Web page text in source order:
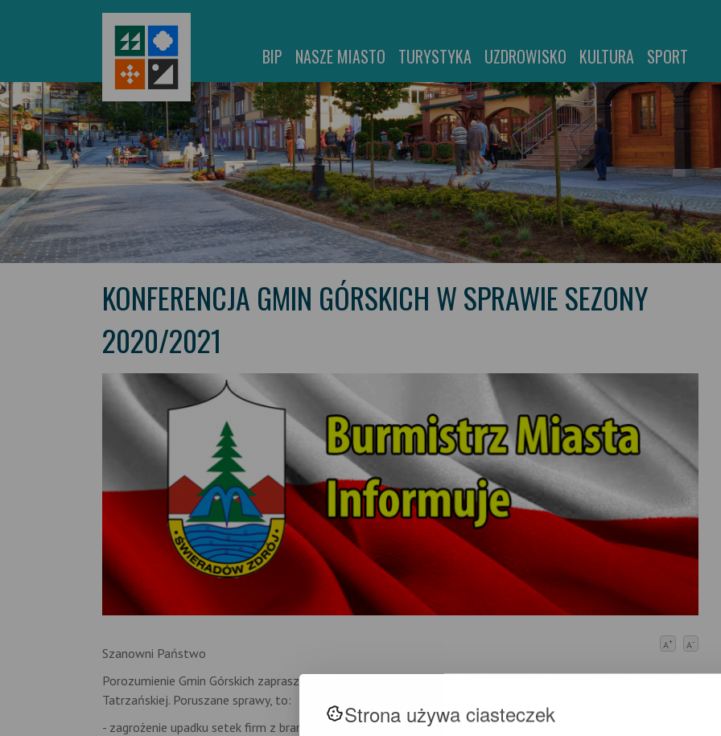
Strona używa ciasteczek
BIP NASZE MIASTO TURYSTYKA UZDROWISKO KULTURA SPORT
KONFERENCJA GMIN GÓRSKICH W SPRAWIE SEZONY
2020/2021
A+ A-
Szanowni Państwo
Porozumienie Gmin Górskich zaprasza do obejrzenia konferencji w dniu 3.12.2020 r. o godz.14.00 w Bukowinie
Tatrzańskiej. Poruszane sprawy, to:
- zagrożenie upadku setek firm z branży turystycznej,